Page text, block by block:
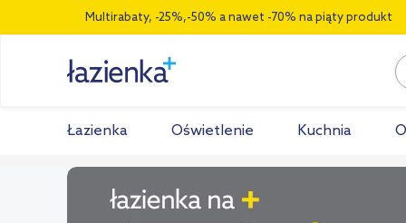
Multirabaty, -25%,-50% a nawet -70% na piąty produkt
Łazienka Oświetlenie Kuchnia